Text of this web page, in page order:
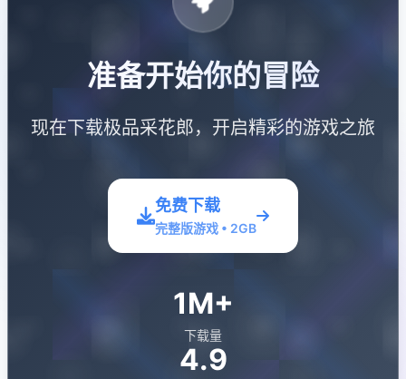
准备开始你的冒险
现在下载极品采花郎，开启精彩的游戏之旅
免费下载
完整版游戏 • 2GB
1M+
下载量
4.9